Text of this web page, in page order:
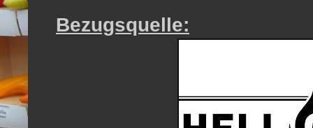
Bezugsquelle: